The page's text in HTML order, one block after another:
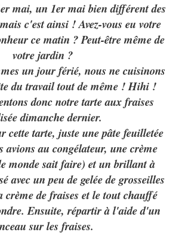
mai, un 1er mai bien différent des
c'est ainsi ! Avez-vous eu votre
ce matin ? Peut-être même de
votre jardin ?
un jour férié, nous ne cuisinons
du travail tout de même ! Hihi !
donc notre tarte aux fraises
dimanche dernier.
cette tarte, juste une pâte feuilletée
avions au congélateur, une crème
monde sait faire) et un brillant à
avec un peu de gelée de grosseilles
crème de fraises et le tout chauffé
Ensuite, répartir à l'aide d'un
sur les fraises.